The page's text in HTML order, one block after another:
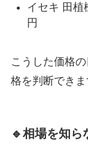
イセキ 田植
円
こうした価格
格を判断できま
🔹相場を知ら